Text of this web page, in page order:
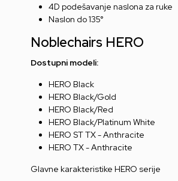
4D podešavanje naslona za ruke
Naslon do 135°
Noblechairs HERO
Dostupni modeli:
HERO Black
HERO Black/Gold
HERO Black/Red
HERO Black/Platinum White
HERO ST TX - Anthracite
HERO TX - Anthracite
Glavne karakteristike HERO serije